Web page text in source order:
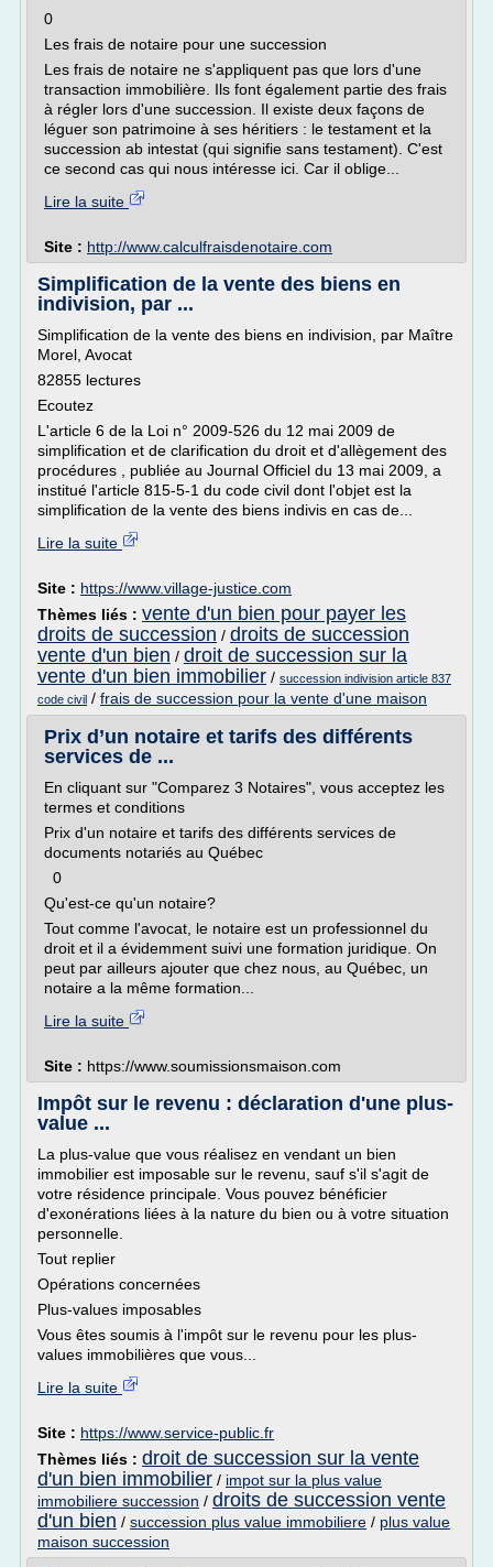
0
Les frais de notaire pour une succession
Les frais de notaire ne s'appliquent pas que lors d'une
transaction immobilière. Ils font également partie des frais
à régler lors d'une succession. Il existe deux façons de
léguer son patrimoine à ses héritiers : le testament et la
succession ab intestat (qui signifie sans testament). C'est
ce second cas qui nous intéresse ici. Car il oblige...
Lire la suite
Site : http://www.calculfraisdenotaire.com
Simplification de la vente des biens en
indivision, par ...
Simplification de la vente des biens en indivision, par Maître
Morel, Avocat
82855 lectures
Ecoutez
L'article 6 de la Loi n° 2009-526 du 12 mai 2009 de
simplification et de clarification du droit et d'allègement des
procédures , publiée au Journal Officiel du 13 mai 2009, a
institué l'article 815-5-1 du code civil dont l'objet est la
simplification de la vente des biens indivis en cas de...
Lire la suite
Site : https://www.village-justice.com
Thèmes liés : vente d'un bien pour payer les
droits de succession / droits de succession
vente d'un bien / droit de succession sur la
vente d'un bien immobilier / succession indivision article 837
code civil / frais de succession pour la vente d'une maison
Prix d’un notaire et tarifs des différents
services de ...
En cliquant sur "Comparez 3 Notaires", vous acceptez les
termes et conditions
Prix d'un notaire et tarifs des différents services de
documents notariés au Québec
0
Qu'est-ce qu'un notaire?
Tout comme l'avocat, le notaire est un professionnel du
droit et il a évidemment suivi une formation juridique. On
peut par ailleurs ajouter que chez nous, au Québec, un
notaire a la même formation...
Lire la suite
Site : https://www.soumissionsmaison.com
Impôt sur le revenu : déclaration d'une plus-
value ...
La plus-value que vous réalisez en vendant un bien
immobilier est imposable sur le revenu, sauf s'il s'agit de
votre résidence principale. Vous pouvez bénéficier
d'exonérations liées à la nature du bien ou à votre situation
personnelle.
Tout replier
Opérations concernées
Plus-values imposables
Vous êtes soumis à l'impôt sur le revenu pour les plus-
values immobilières que vous...
Lire la suite
Site : https://www.service-public.fr
Thèmes liés : droit de succession sur la vente
d'un bien immobilier / impot sur la plus value
immobiliere succession / droits de succession vente
d'un bien / succession plus value immobiliere / plus value
maison succession